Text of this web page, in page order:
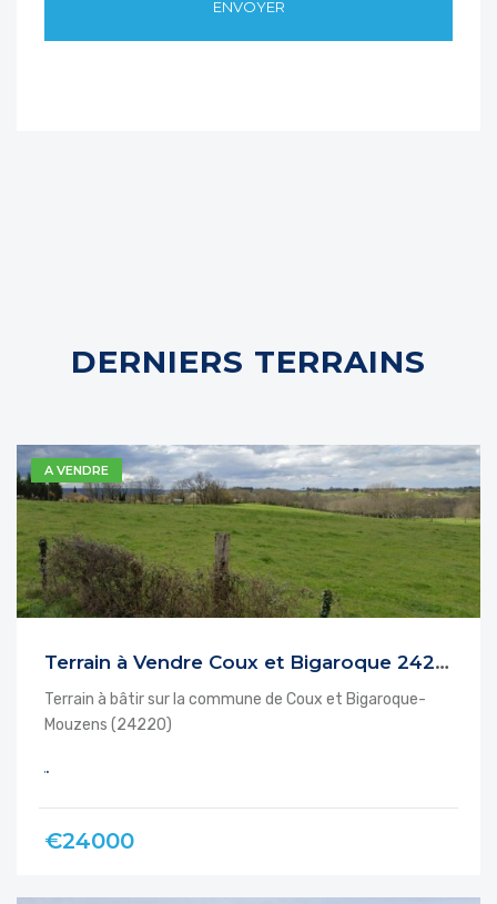
DERNIERS TERRAINS
A VENDRE
Terrain à Vendre Coux et Bigaroque 24220
Terrain à bâtir sur la commune de Coux et Bigaroque-
Mouzens (24220)
€24000